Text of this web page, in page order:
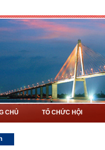
CHỦ TỔ CHỨC HỘI